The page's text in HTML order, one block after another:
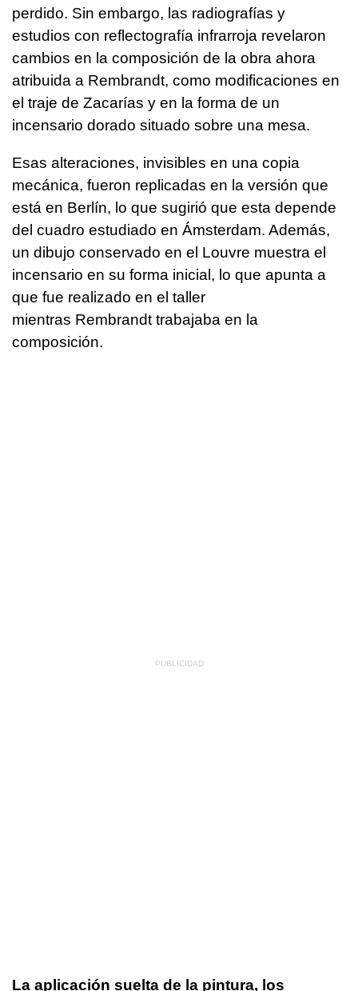
perdido. Sin embargo, las radiografías y
estudios con reflectografía infrarroja revelaron
cambios en la composición de la obra ahora
atribuida a Rembrandt, como modificaciones en
el traje de Zacarías y en la forma de un
incensario dorado situado sobre una mesa.
Esas alteraciones, invisibles en una copia
mecánica, fueron replicadas en la versión que
está en Berlín, lo que sugirió que esta depende
del cuadro estudiado en Ámsterdam. Además,
un dibujo conservado en el Louvre muestra el
incensario en su forma inicial, lo que apunta a
que fue realizado en el taller
mientras Rembrandt trabajaba en la
composición.
La aplicación suelta de la pintura, los